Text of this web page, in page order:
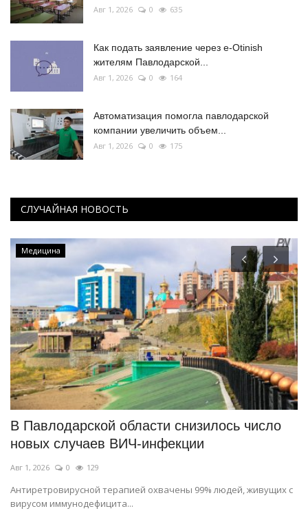
Авг 1, 2026 0 635
Как подать заявление через e-Otinish
жителям Павлодарской...
Авг 1, 2026 0 164
Автоматизация помогла павлодарской
компании увеличить объем...
Авг 1, 2026 0 175
СЛУЧАЙНАЯ НОВОСТЬ
Медицина
В Павлодарской области снизилось число
новых случаев ВИЧ-инфекции
Авг 1, 2026 0 129
Антиретровирусной терапией охвачены 99% людей, живущих с
вирусом иммунодефицита...